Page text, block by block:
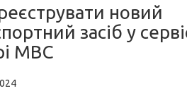
новий
засіб у
МВС